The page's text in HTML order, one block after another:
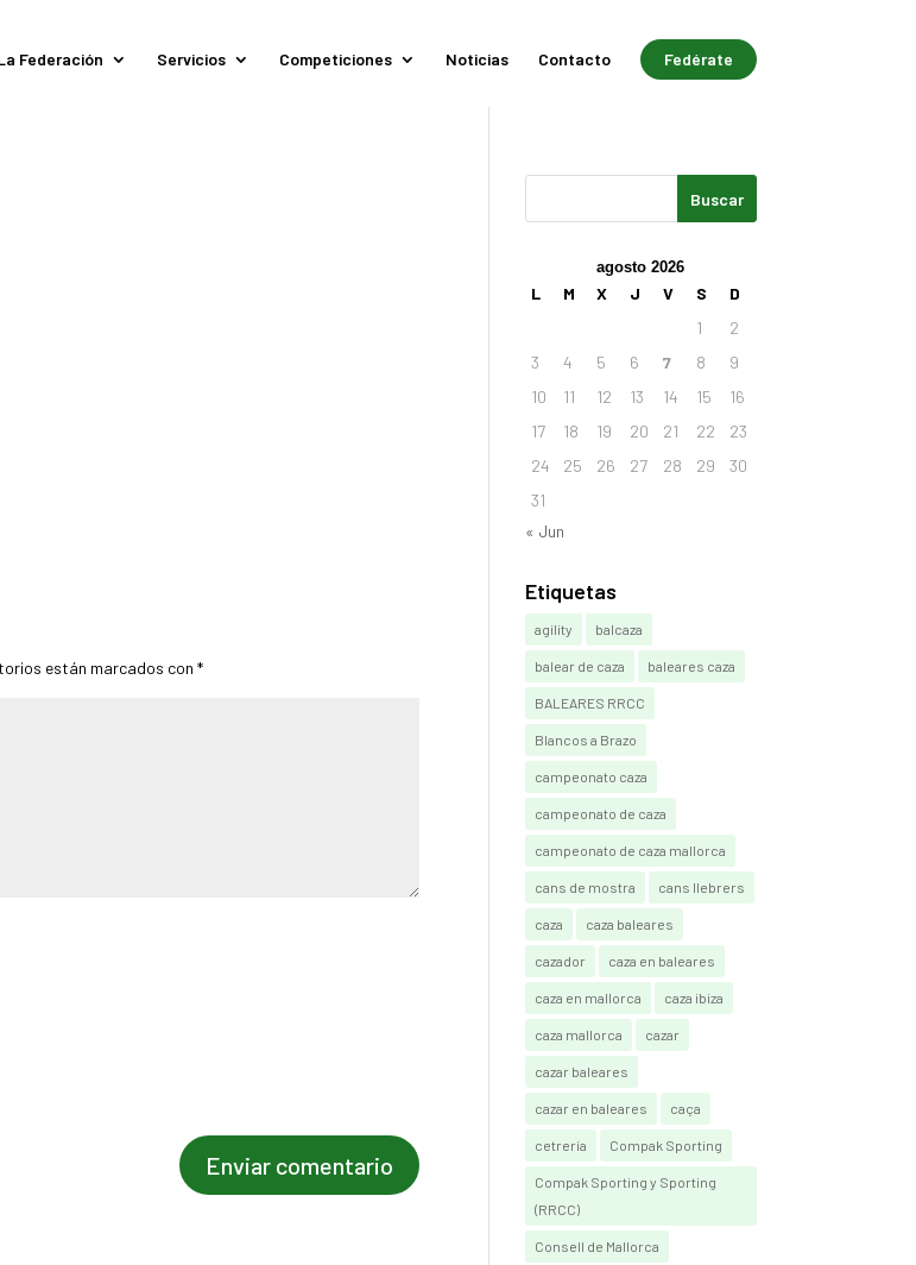
Federación Servicios Competiciones Noticias Contacto Fedérate
están marcados con*
agosto 2026
L M X J V S
D
1
2
3
4 5 6 7 8
9
10
11 12 13 14 15
16
17
18 19 20 21 22
23
24
25 26 27 28 29
30
31
« Jun
Etiquetas
agility balcaza
balear de caza baleares caza
BALEARES RRCC
Blancos a Brazo
campeonato caza
campeonato de caza
campeonato de caza mallorca
cans de mostra cans llebrers
caza caza baleares
cazador caza en baleares
caza en mallorca caza ibiza
caza mallorca cazar
cazar baleares
cazar en baleares caça
cetrería Compak Sporting
Compak Sporting y Sporting
(RRCC)
Consell de Mallorca